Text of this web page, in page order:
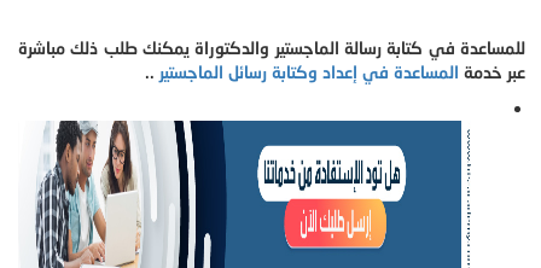
للمساعدة في كتابة رسالة الماجستير والدكتوراة يمكنك طلب ذلك مباشرة
عبر خدمة المساعدة في إعداد وكتابة رسائل الماجستير ..